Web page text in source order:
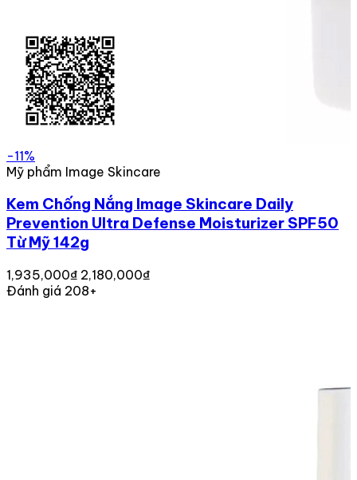
-11%
Mỹ phẩm Image Skincare
Kem Chống Nắng Image Skincare Daily
Prevention Ultra Defense Moisturizer SPF50
Từ Mỹ 142g
1,935,000₫ 2,180,000₫
Đánh giá 208+